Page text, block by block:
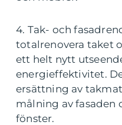
4. Tak- och
totalrenovera taket
ett helt nytt
energieffektivitet.
ersättning av
målning av fasaden
fönster.